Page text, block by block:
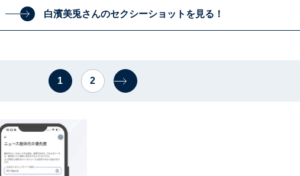
白濱美兎さんのセクシーショットを見る！
1 2